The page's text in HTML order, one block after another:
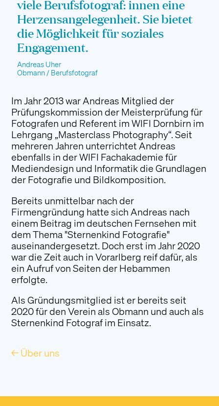
viele Berufsfotograf: innen eine
Herzensangelegenheit. Sie bietet
die Möglichkeit für soziales
Engagement.
Andreas Uher
Obmann / Berufsfotograf
Im Jahr 2013 war Andreas Mitglied der
Prüfungskommission der Meisterprüfung für
Fotografen und Referent im WIFI Dornbirn im
Lehrgang „Masterclass Photography“. Seit
mehreren Jahren unterrichtet Andreas
ebenfalls in der WIFI Fachakademie für
Mediendesign und Informatik die Grundlagen
der Fotografie und Bildkomposition.
Bereits unmittelbar nach der
Firmengründung hatte sich Andreas nach
einem Beitrag im deutschen Fernsehen mit
dem Thema "Sternenkind Fotografie"
auseinandergesetzt. Doch erst im Jahr 2020
war die Zeit auch in Vorarlberg reif dafür, als
ein Aufruf von Seiten der Hebammen
erfolgte.
Als Gründungsmitglied ist er bereits seit
2020 für den Verein als Obmann und auch als
Sternenkind Fotograf im Einsatz.
← Über uns